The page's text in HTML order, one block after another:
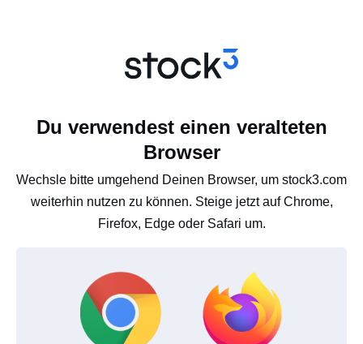
Du verwendest einen veralteten
Browser
Wechsle bitte umgehend Deinen Browser, um stock3.com
weiterhin nutzen zu können. Steige jetzt auf Chrome,
Firefox, Edge oder Safari um.